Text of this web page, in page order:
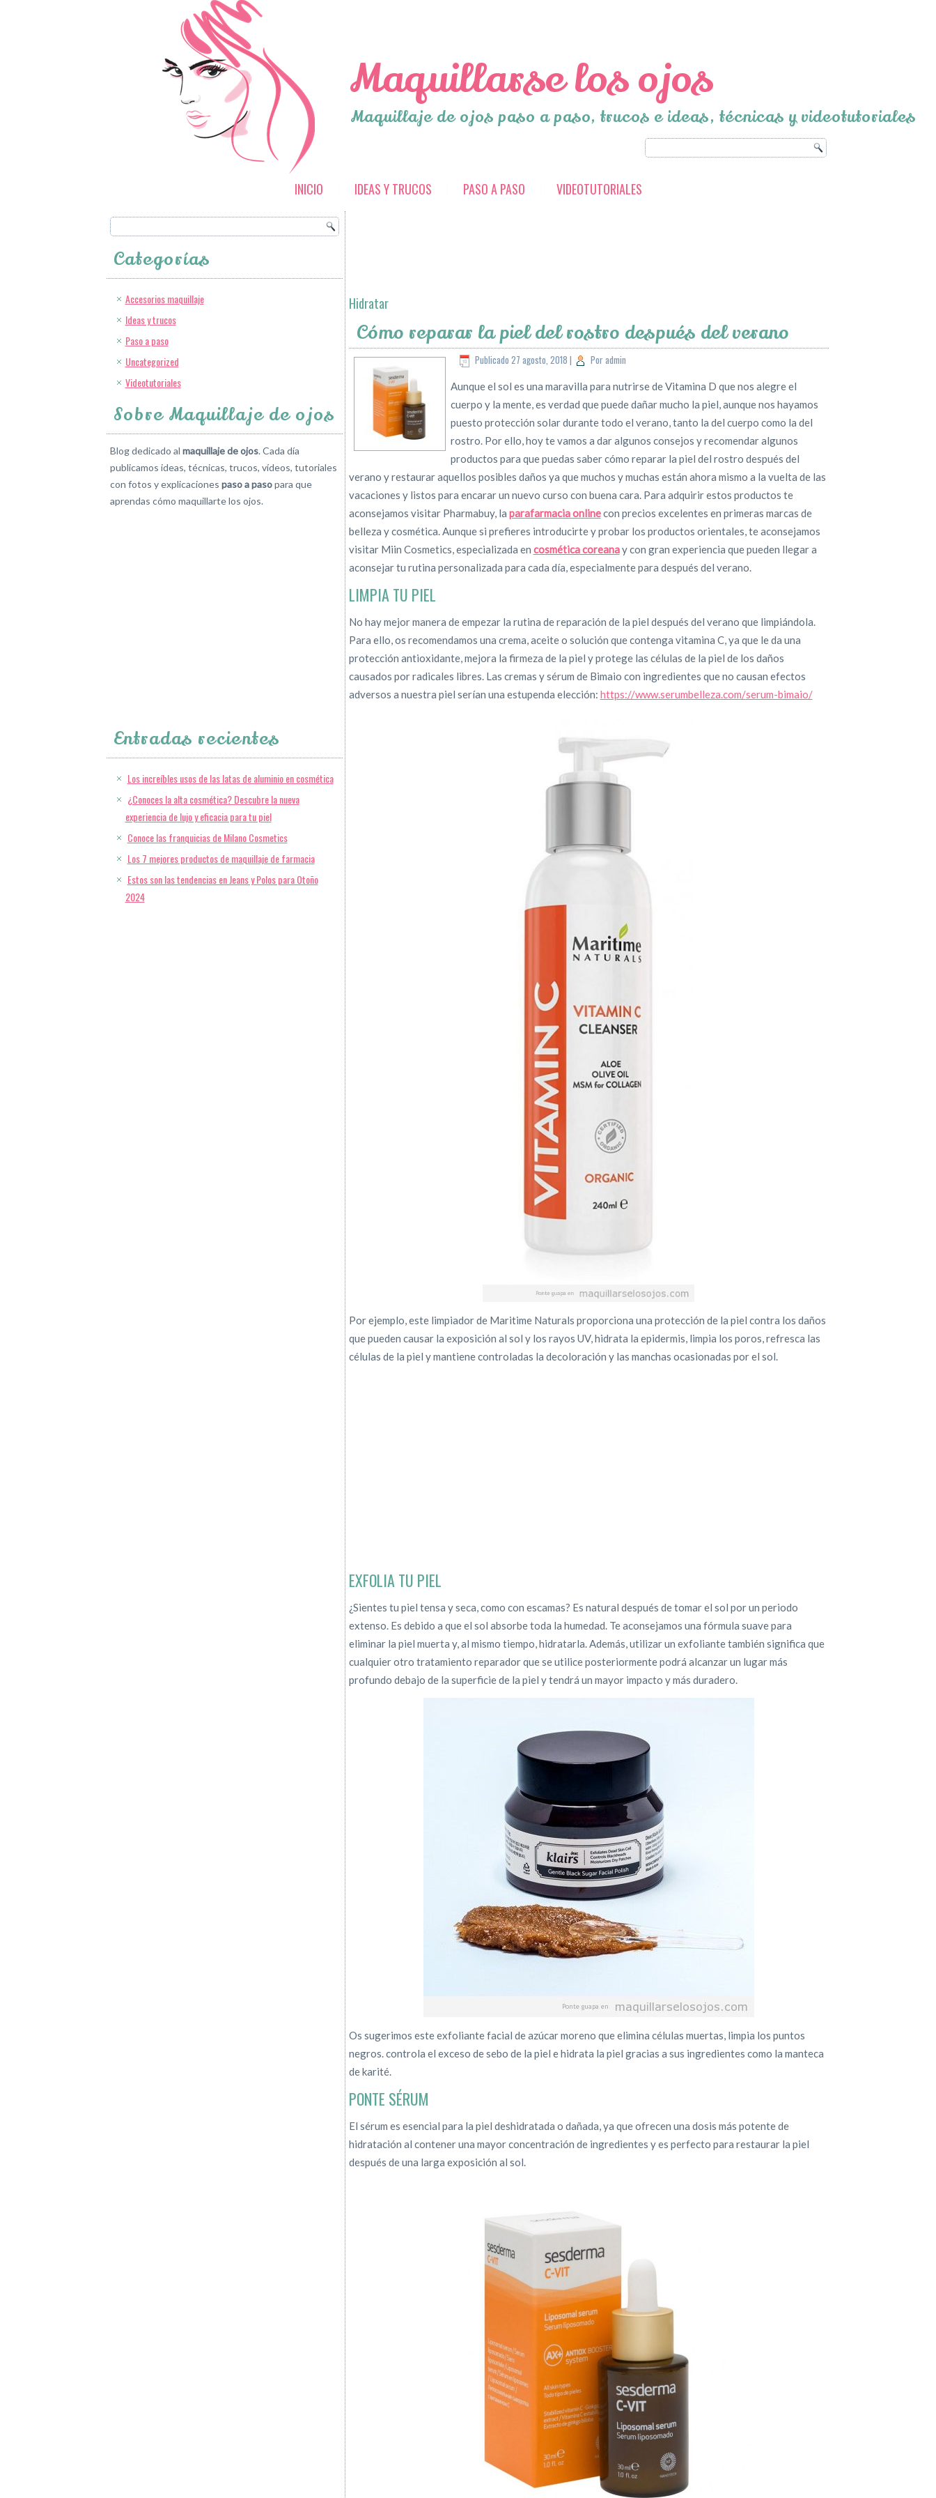
Maquillarse los ojos
Maquillaje de ojos paso a paso, trucos e ideas, técnicas y videotutoriales
INICIO IDEAS Y TRUCOS PASO A PASO VIDEOTUTORIALES
Categorías
Accesorios maquillaje
Ideas y trucos
Paso a paso
Uncategorized
Videotutoriales
Sobre Maquillaje de ojos
Blog dedicado al maquillaje de ojos. Cada día
publicamos ideas, técnicas, trucos, vídeos, tutoriales
con fotos y explicaciones paso a pasopara que
aprendas cómo maquillarte los ojos.
Entradas recientes
Los increíbles usos de las latas de aluminio en cosmética
¿Conoces la alta cosmética? Descubre la nueva
experiencia de lujo y eficacia para tu piel
Conoce las franquicias de Milano Cosmetics
Los 7 mejores productos de maquillaje de farmacia
Estos son las tendencias en Jeans y Polos para Otoño
2024
Hidratar
Cómo reparar la piel del rostro después del verano
Publicado 27 agosto, 2018 | Poradmin
Aunque el sol es una maravilla para nutrirse de Vitamina D que nos alegre el
cuerpo y la mente, es verdad que puede dañar mucho la piel, aunque nos hayamos
puesto protección solar durante todo el verano, tanto la del cuerpo como la del
rostro. Por ello, hoy te vamos a dar algunos consejos y recomendar algunos
productos para que puedas saber cómo reparar la piel del rostro después del
verano y restaurar aquellos posibles daños ya que muchos y muchas están ahora mismo a la vuelta de las
vacaciones y listos para encarar un nuevo curso con buena cara. Para adquirir estos productos te
aconsejamos visitar Pharmabuy, la parafarmacia onlinecon precios excelentes en primeras marcas de
belleza y cosmética. Aunque si prefieres introducirte y probar los productos orientales, te aconsejamos
visitar Miin Cosmetics, especializada en cosmética coreanay con gran experiencia que pueden llegar a
aconsejar tu rutina personalizada para cada día, especialmente para después del verano.
LIMPIA TU PIEL
No hay mejor manera de empezar la rutina de reparación de la piel después del verano que limpiándola.
Para ello, os recomendamos una crema, aceite o solución que contenga vitamina C, ya que le da una
protección antioxidante, mejora la firmeza de la piel y protege las células de la piel de los daños
causados por radicales libres. Las cremas y sérum de Bimaio con ingredientes que no causan efectos
adversos a nuestra piel serían una estupenda elección: https://www.serumbelleza.com/serum-bimaio/
Por ejemplo, este limpiador de Maritime Naturals proporciona una protección de la piel contra los daños
que pueden causar la exposición al sol y los rayos UV, hidrata la epidermis, limpia los poros, refresca las
células de la piel y mantiene controladas la decoloración y las manchas ocasionadas por el sol.
EXFOLIA TU PIEL
¿Sientes tu piel tensa y seca, como con escamas? Es natural después de tomar el sol por un periodo
extenso. Es debido a que el sol absorbe toda la humedad. Te aconsejamos una fórmula suave para
eliminar la piel muerta y, al mismo tiempo, hidratarla. Además, utilizar un exfoliante también significa que
cualquier otro tratamiento reparador que se utilice posteriormente podrá alcanzar un lugar más
profundo debajo de la superficie de la piel y tendrá un mayor impacto y más duradero.
Os sugerimos este exfoliante facial de azúcar moreno que elimina células muertas, limpia los puntos
negros. controla el exceso de sebo de la piel e hidrata la piel gracias a sus ingredientes como la manteca
de karité.
PONTE SÉRUM
El sérum es esencial para la piel deshidratada o dañada, ya que ofrecen una dosis más potente de
hidratación al contener una mayor concentración de ingredientes y es perfecto para restaurar la piel
después de una larga exposición al sol.